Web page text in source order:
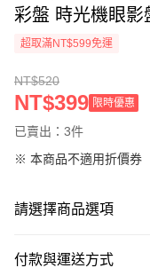
彩盤 時光機眼影
色眼影盤 日常眼
超取滿NT$599免運
NT$520
NT$399 限時優惠
已賣出：3件
※ 本商品不適用折價券
請選擇商品選項
付款與運送方式